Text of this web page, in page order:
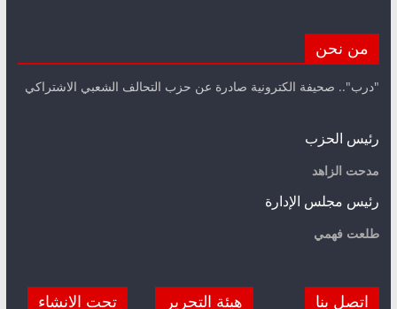
من نحن
"درب".. صحيفة الكترونية صادرة عن حزب التحالف الشعبي الاشتراكي
رئيس الحزب
مدحت الزاهد
رئيس مجلس الإدارة
طلعت فهمي
اتصل بنا هيئة التحرير تحت الانشاء